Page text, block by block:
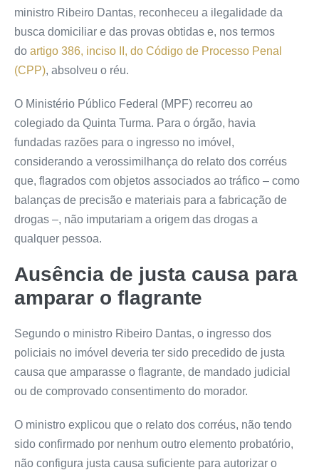
ministro Ribeiro Dantas, reconheceu a ilegalidade da
busca domiciliar e das provas obtidas e, nos termos
do artigo 386, inciso II, do Código de Processo Penal
(CPP), absolveu o réu.
O Ministério Público Federal (MPF) recorreu ao
colegiado da Quinta Turma. Para o órgão, havia
fundadas razões para o ingresso no imóvel,
considerando a verossimilhança do relato dos corréus
que, flagrados com objetos associados ao tráfico – como
balanças de precisão e materiais para a fabricação de
drogas –, não imputariam a origem das drogas a
qualquer pessoa.
Ausência de justa causa para
amparar o flagrante
Segundo o ministro Ribeiro Dantas, o ingresso dos
policiais no imóvel deveria ter sido precedido de justa
causa que amparasse o flagrante, de mandado judicial
ou de comprovado consentimento do morador.
O ministro explicou que o relato dos corréus, não tendo
sido confirmado por nenhum outro elemento probatório,
não configura justa causa suficiente para autorizar o